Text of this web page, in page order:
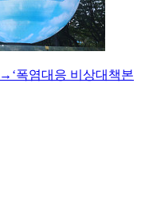
폭염대응 비상대책본